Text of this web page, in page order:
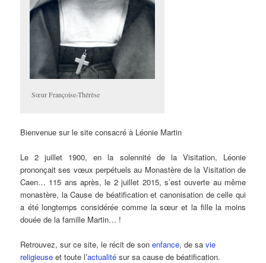
Sœur Françoise-Thérèse
Bienvenue sur le site consacré à Léonie Martin
Le 2 juillet 1900, en la solennité de la Visitation, Léonie
prononçait ses vœux perpétuels au Monastère de la Visitation de
Caen… 115 ans après, le 2 juillet 2015, s’est ouverte au même
monastère, la Cause de béatification et canonisation de celle qui
a été longtemps considérée comme la sœur et la fille la moins
douée de la famille Martin… !
Retrouvez, sur ce site, le récit de sonenfance, de savie
religieuse et toute l’actualité sur sa cause de béatification.